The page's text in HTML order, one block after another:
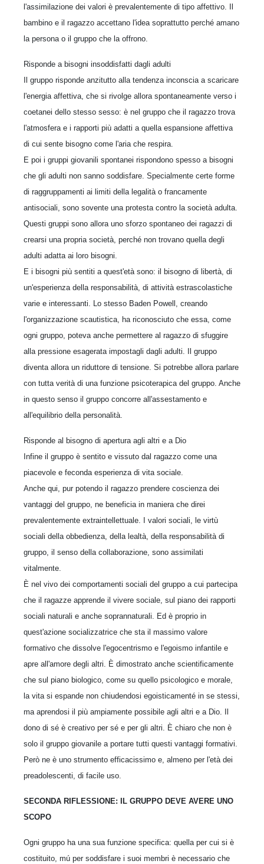
l'assimilazione dei valori è prevalentemente di tipo affettivo. Il
bambino e il ragazzo accettano l'idea soprattutto perché amano
la persona o il gruppo che la offrono.
Risponde a bisogni insoddisfatti dagli adulti
Il gruppo risponde anzitutto alla tendenza inconscia a scaricare
l'energia affettiva, che si rivolge allora spontaneamente verso i
coetanei dello stesso sesso: è nel gruppo che il ragazzo trova
l'atmosfera e i rapporti più adatti a quella espansione affettiva
di cui sente bisogno come l'aria che respira.
E poi i gruppi giovanili spontanei rispondono spesso a bisogni
che gli adulti non sanno soddisfare. Specialmente certe forme
di raggruppamenti ai limiti della legalità o francamente
antisociali, sono sovente una protesta contro la società adulta.
Questi gruppi sono allora uno sforzo spontaneo dei ragazzi di
crearsi una propria società, perché non trovano quella degli
adulti adatta ai loro bisogni.
E i bisogni più sentiti a quest'età sono: il bisogno di libertà, di
un'esperienza della responsabilità, di attività estrascolastiche
varie e interessanti. Lo stesso Baden Powell, creando
l'organizzazione scautistica, ha riconosciuto che essa, come
ogni gruppo, poteva anche permettere al ragazzo di sfuggire
alla pressione esagerata impostagli dagli adulti. Il gruppo
diventa allora un riduttore di tensione. Si potrebbe allora parlare
con tutta verità di una funzione psicoterapica del gruppo. Anche
in questo senso il gruppo concorre all'assestamento e
all'equilibrio della personalità.
Risponde al bisogno di apertura agli altri e a Dio
Infine il gruppo è sentito e vissuto dal ragazzo come una
piacevole e feconda esperienza di vita sociale.
Anche qui, pur potendo il ragazzo prendere coscienza dei
vantaggi del gruppo, ne beneficia in maniera che direi
prevalentemente extraintellettuale. I valori sociali, le virtù
sociali della obbedienza, della lealtà, della responsabilità di
gruppo, il senso della collaborazione, sono assimilati
vitalmente.
È nel vivo dei comportamenti sociali del gruppo a cui partecipa
che il ragazze apprende il vivere sociale, sul piano dei rapporti
sociali naturali e anche soprannaturali. Ed è proprio in
quest'azione socializzatrice che sta il massimo valore
formativo che dissolve l'egocentrismo e l'egoismo infantile e
apre all'amore degli altri. È dimostrato anche scientificamente
che sul piano biologico, come su quello psicologico e morale,
la vita si espande non chiudendosi egoisticamenté in se stessi,
ma aprendosi il più ampiamente possibile agli altri e a Dio. Il
dono di sé è creativo per sé e per gli altri. È chiaro che non è
solo il gruppo giovanile a portare tutti questi vantaggi formativi.
Però ne è uno strumento efficacissimo e, almeno per l'età dei
preadolescenti, di facile uso.
SECONDA RIFLESSIONE: IL GRUPPO DEVE AVERE UNO
SCOPO
Ogni gruppo ha una sua funzione specifica: quella per cui si è
costituito, mú per soddisfare i suoi membri è necessario che